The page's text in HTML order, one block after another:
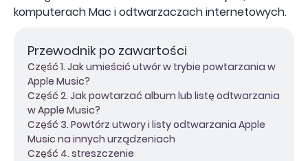
komputerach Mac i odtwarzaczach internetowych.
Przewodnik po zawartości
Część 1. Jak umieścić utwór w trybie powtarzania w
Apple Music?
Część 2. Jak powtarzać album lub listę odtwarzania
w Apple Music?
Część 3. Powtórz utwory i listy odtwarzania Apple
Music na innych urządzeniach
Część 4. streszczenie